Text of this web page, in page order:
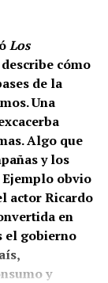
Los
cómo
de la
Una
Algo que
y los
obvio
actor Ricardo
en
el gobierno
y